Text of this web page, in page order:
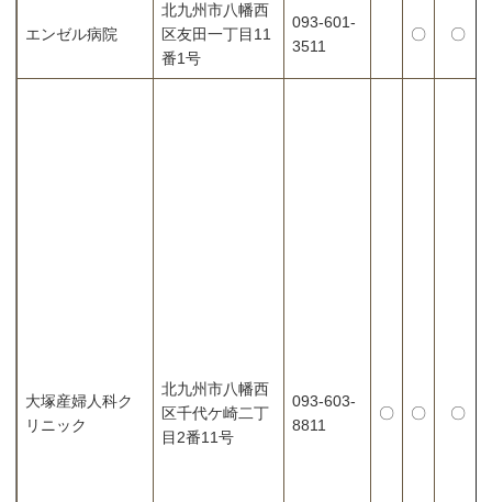
エンゼル病院
北九州市八幡西
区友田一丁目11
番1号
093-601-
3511
〇 〇
大塚産婦人科ク
リニック
北九州市八幡西
区千代ケ崎二丁
目2番11号
093-603-
8811
〇 〇 〇